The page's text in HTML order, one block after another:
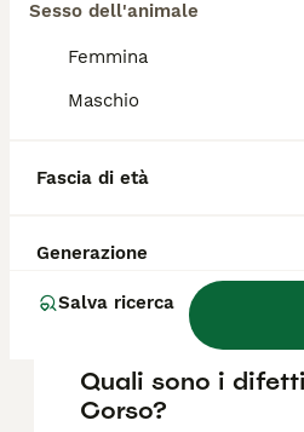
Sesso dell'animale
Femmina
Maschio
Fascia di età
Generazione
Salva ricerca
come il pedigree, la
dell'allevatore e la
casa?
Quanti cuccioli
Cane Corso?
Quali sono i
Corso?